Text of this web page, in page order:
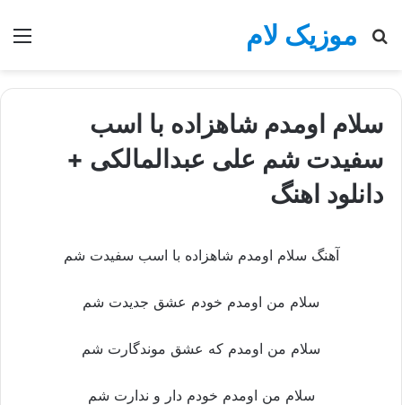
موزیک لام
جستجو
سلام اومدم شاهزاده با اسب
سفیدت شم علی عبدالمالکی +
دانلود اهنگ
آهنگ سلام اومدم شاهزاده با اسب سفیدت شم
سلام من اومدم خودم عشق جدیدت شم
سلام من اومدم که عشق موندگارت شم
سلام من اومدم خودم دار و ندارت شم